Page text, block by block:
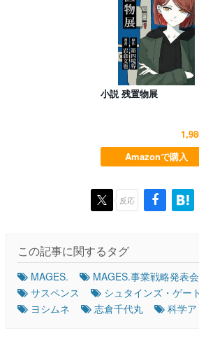
小説 残置物展
Amazonで購入
反応
この記事に関するタグ
MAGES. MAGES.事業戦略発表会
サスペンス
シュタインズ・ゲート
ヨシムネ
志倉千代丸 科学